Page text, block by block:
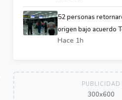
52 personas
origen bajo acuerdo
Hace 1h
PUBLICIDAD
300x600